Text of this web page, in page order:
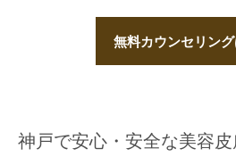
無料カウンセリン
神戸で安心・安全な美容